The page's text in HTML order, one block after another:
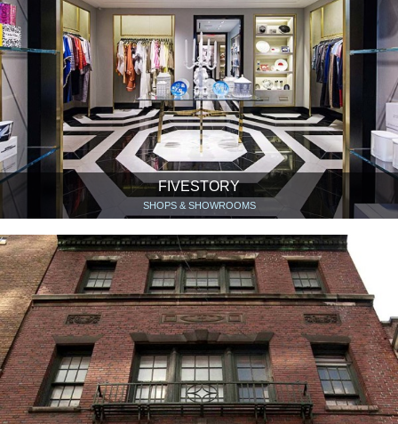
FIVESTORY
SHOPS & SHOWROOMS